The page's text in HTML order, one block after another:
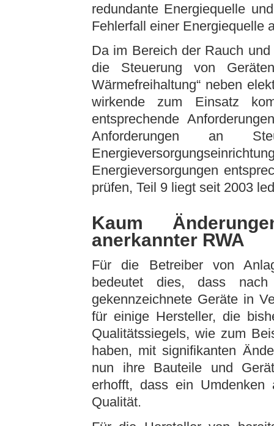
redundante Energiequelle
Fehlerfall einer Energiequelle
Da im Bereich der Rauch
die Steuerung von
Wärmefreihaltung“ neben
wirkende zum Einsatz
entsprechende
Anforderungen an
Energieversorgungen
prüfen, Teil 9 liegt seit 2003
Kaum
anerkannter RWA
Für die Betreiber von
bedeutet dies, dass
gekennzeichnete Geräte in
für einige Hersteller, die
Qualitätssiegels, wie zum
haben, mit signifikanten
nun ihre Bauteile und
erhofft, dass ein
Qualität.